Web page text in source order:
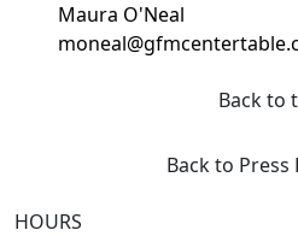
Maura O'Neal
Back to
Back to Press
HOURS